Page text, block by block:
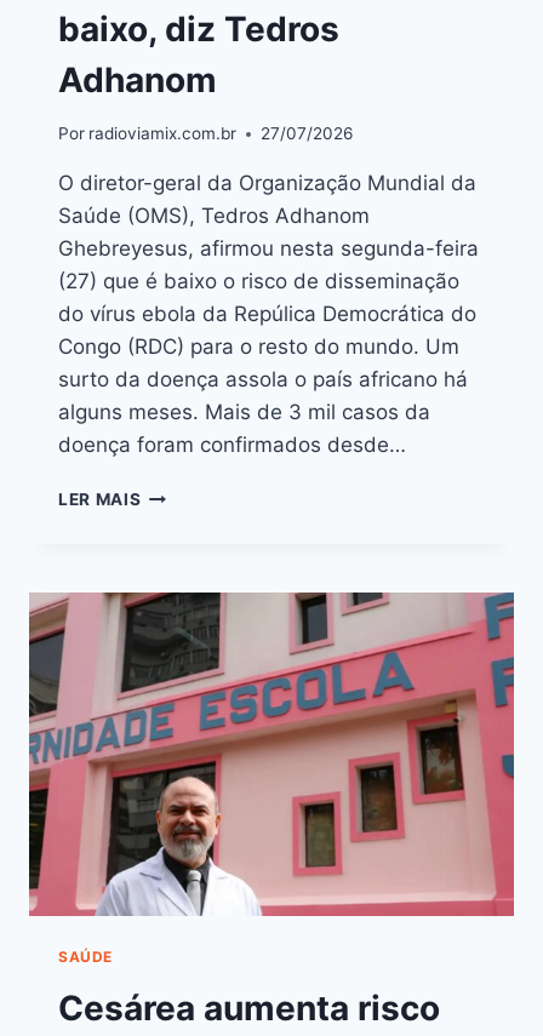
baixo, diz Tedros
Adhanom
Por radioviamix.com.br 27/07/2026
O diretor-geral da Organização Mundial da
Saúde (OMS), Tedros Adhanom
Ghebreyesus, afirmou nesta segunda-feira
(27) que é baixo o risco de disseminação
do vírus ebola da Repúlica Democrática do
Congo (RDC) para o resto do mundo. Um
surto da doença assola o país africano há
alguns meses. Mais de 3 mil casos da
doença foram confirmados desde…
LER MAIS
SAÚDE
Cesárea aumenta risco